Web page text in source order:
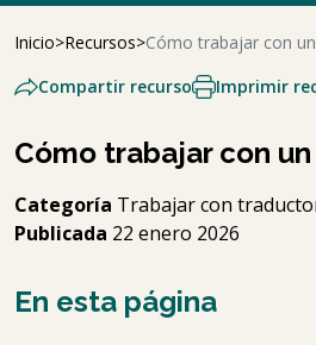
Inicio Recursos Cómo trabajar con
Compartir recurso
Imprimir
Cómo trabajar con
Categoría Trabajar con
Publicada 22 enero 2026
En esta página